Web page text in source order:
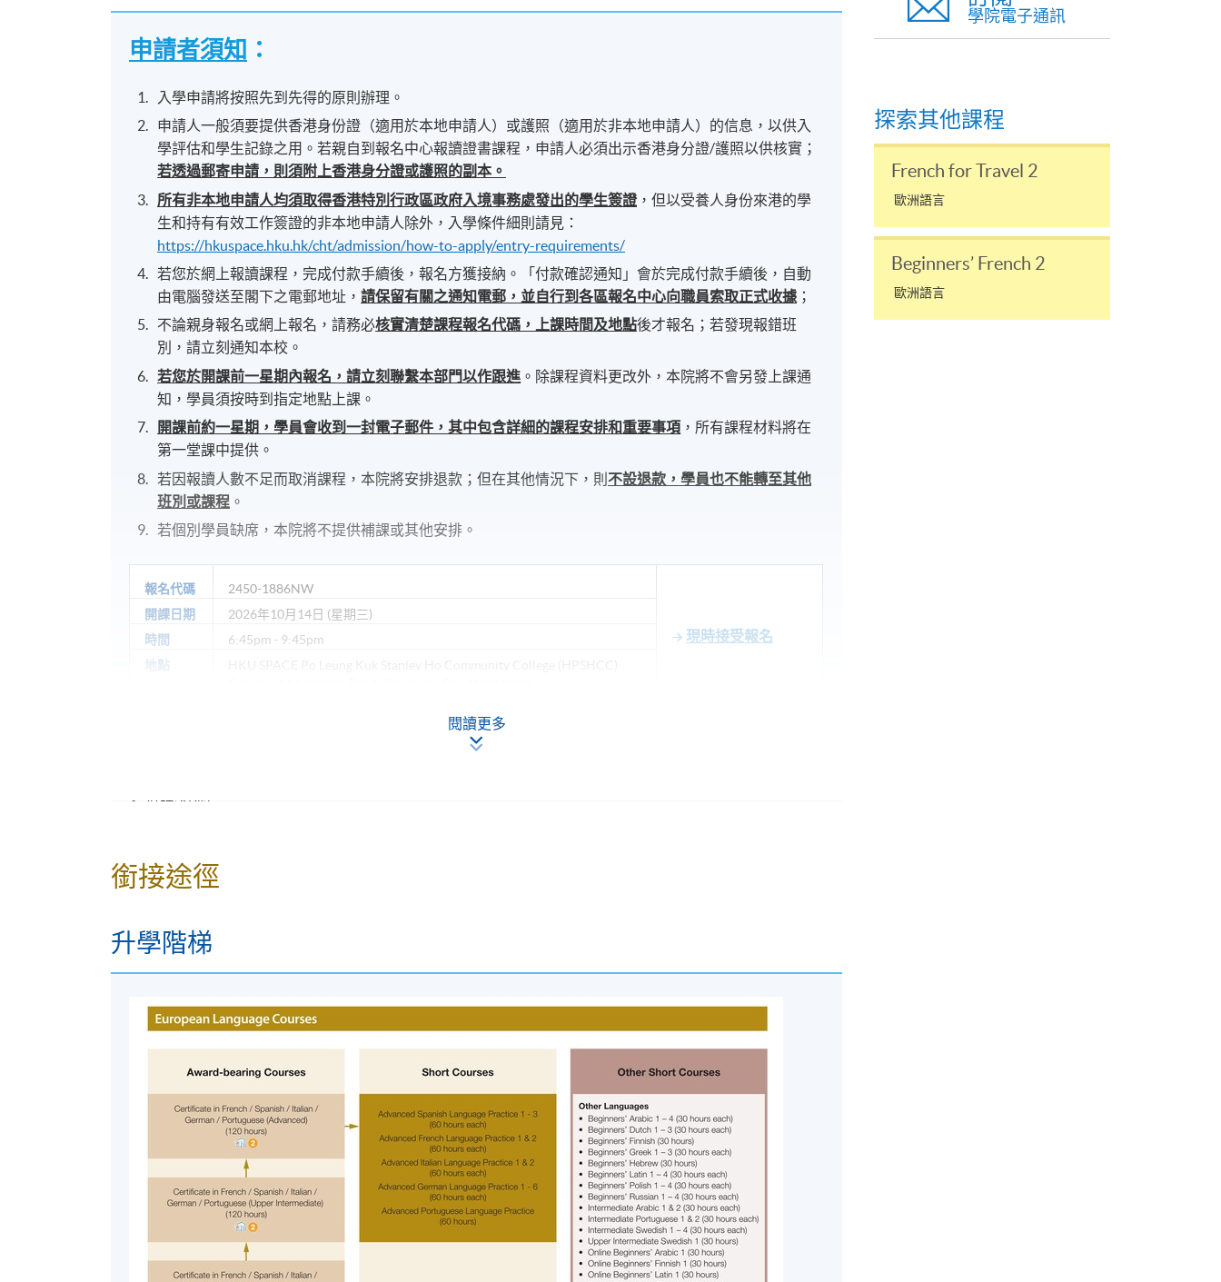
申請者須知 ：
入學申請將按照先到先得的原則辦理。
申請人一般須要提供香港身份證（適用於本地申請人）或護照（適用於非本地申請人）的信息，以供入
學評估和學生記錄之用。若親自到報名中心報讀證書課程，申請人必須出示香港身分證/護照以供核實；
若透過郵寄申請，則須附上香港身分證或護照的副本。
所有非本地申請人均須取得香港特別行政區政府入境事務處發出的學生簽證 ，但以受養人身份來港的學
生和持有有效工作簽證的非本地申請人除外，入學條件細則請見：
https://hkuspace.hku.hk/cht/admission/how-to-apply/entry-requirements/
若您於網上報讀課程，完成付款手續後，報名方獲接納。「付款確認通知」會於完成付款手續後，自動
由電腦發送至閣下之電郵地址，請保留有關之通知電郵，並自行到各區報名中心向職員索取正式收據 ；
不論親身報名或網上報名，請務必核實清楚課程報名代碼，上課時間及地點後才報名；若發現報錯班
別，請立刻通知本校。
若您於開課前一星期內報名，請立刻聯繫本部門以作跟進 。除課程資料更改外，本院將不會另發上課通
知，學員須按時到指定地點上課。
開課前約一星期，學員會收到一封電子郵件，其中包含詳細的課程安排和重要事項 ，所有課程材料將在
第一堂課中提供。
若因報讀人數不足而取消課程，本院將安排退款；但在其他情況下，則不設退款，學員也不能轉至其他
班別或課程 。
若個別學員缺席，本院將不提供補課或其他安排。
報名代碼 2450-1886NW
現時接受報名
開課日期
2026年10月14日 (星期三)
時間
6:45pm - 9:45pm
地點
每講3小時
港大保良何鴻燊社區書院
閱讀更多
銜接途徑
升學階梯
學院電子通訊
探索其他課程
French for Travel 2
歐洲語言
Beginners’ French 2
歐洲語言